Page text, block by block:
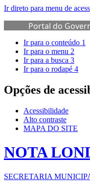
Ir direto para menu de
Portal do
Ir para o conteúdo 1
Ir para o menu 2
Ir para a busca 3
Ir para o rodapé 4
Opções de
Acessibilidade
Alto contraste
MAPA DO SITE
NOTA
SECRETARIA